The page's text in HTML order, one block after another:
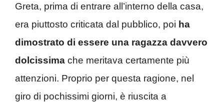
Greta, prima di entrare all’interno della casa,
era piuttosto criticata dal pubblico, poi ha
dimostrato di essere una ragazza davvero
dolcissima che meritava certamente più
attenzioni. Proprio per questa ragione, nel
giro di pochissimi giorni, è riuscita a